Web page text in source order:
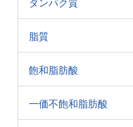
脂質
飽和脂肪酸
一価不飽和脂肪酸